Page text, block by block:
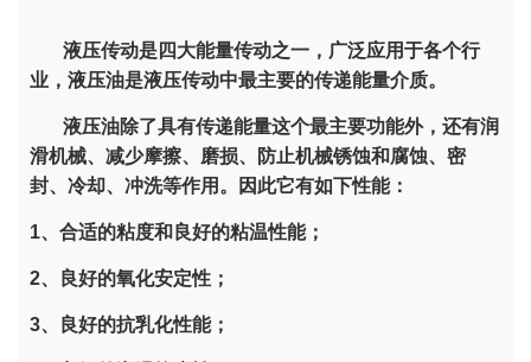
液压传动是四大能量传动之一，广泛应用于各个行
业，液压油是液压传动中最主要的传递能量介质。
液压油除了具有传递能量这个最主要功能外，还有润
滑机械、减少摩擦、磨损、防止机械锈蚀和腐蚀、密
封、冷却、冲洗等作用。因此它有如下性能：
1、合适的粘度和良好的粘温性能；
2、良好的氧化安定性；
3、良好的抗乳化性能；